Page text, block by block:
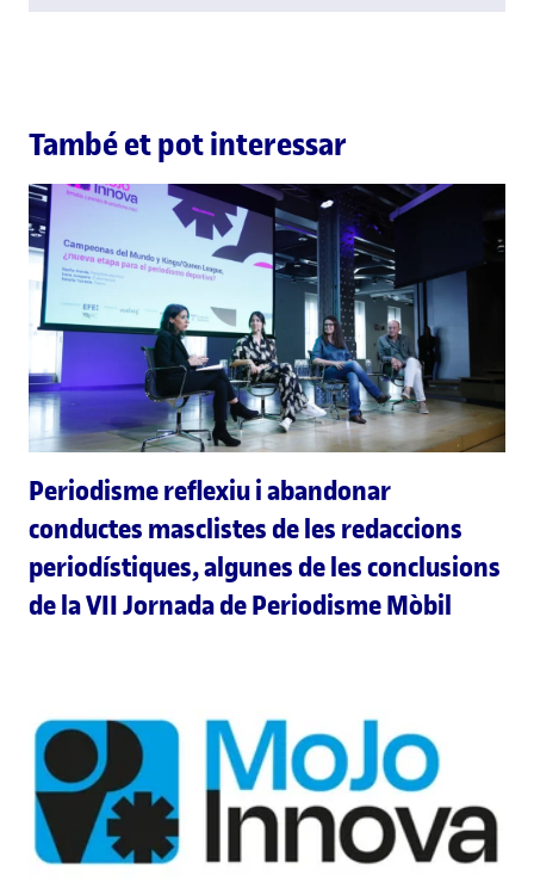
També et pot interessar
Periodisme reflexiu i abandonar
conductes masclistes de les redaccions
periodístiques, algunes de les conclusions
de la VII Jornada de Periodisme Mòbil